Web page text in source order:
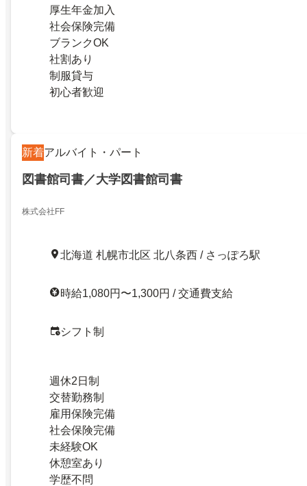
厚生年金加入
社会保険完備
ブランクOK
社割あり
制服貸与
初心者歓迎
新着アルバイト・パート
図書館司書／大学図書館司書
株式会社FF
北海道 札幌市北区 北八条西 / さっぽろ駅
時給1,080円〜1,300円 / 交通費支給
シフト制
週休2日制
交替勤務制
雇用保険完備
社会保険完備
未経験OK
休憩室あり
学歴不問